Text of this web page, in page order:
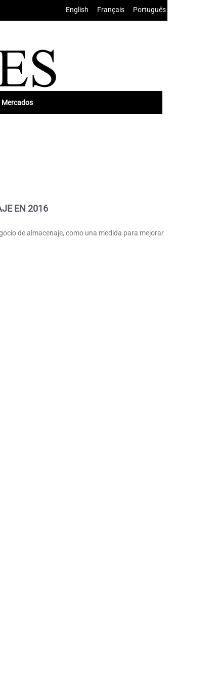
English Français Português
Mercados
EN 2016
de almacenaje, como una medida para mejorar